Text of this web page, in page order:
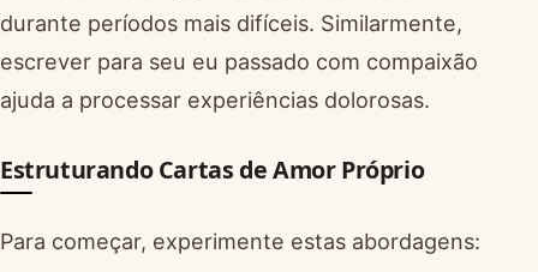
durante períodos mais difíceis. Similarmente,
escrever para seu eu passado com compaixão
ajuda a processar experiências dolorosas.
Estruturando Cartas de Amor Próprio
Para começar, experimente estas abordagens: